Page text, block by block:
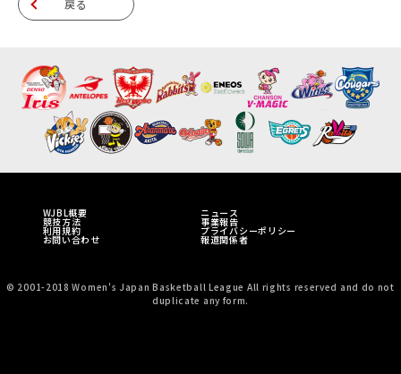
戻る
WJBL概要 ニュース
競技方法 事業報告
利用規約 プライバシーポリシー
お問い合わせ 報道関係者
© 2001-2018 Women's Japan Basketball League All rights reserved and do not
duplicate any form.